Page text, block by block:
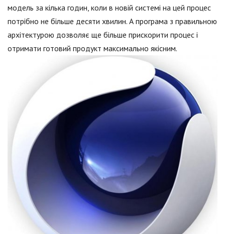
модель за кілька годин, коли в новій системі на цей процес
потрібно не більше десяти хвилин. А програма з правильною
архітектурою дозволяє ще більше прискорити процес і
отримати готовий продукт максимально якісним.